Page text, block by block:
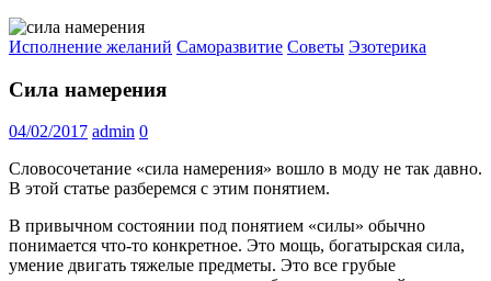
Исполнение желаний Саморазвитие Советы Эзотерика
Сила намерения
04/02/2017 admin 0
Словосочетание «сила намерения» вошло в моду не так давно.
В этой статье разберемся с этим понятием.
В привычном состоянии под понятием «силы» обычно
понимается что-то конкретное. Это мощь, богатырская сила,
умение двигать тяжелые предметы. Это все грубые